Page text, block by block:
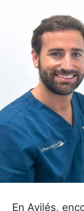
En Avilés,